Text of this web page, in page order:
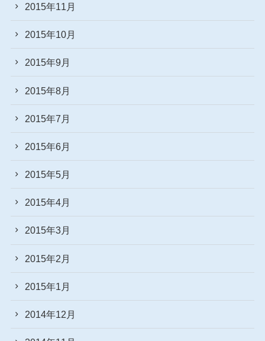
2015年11月
2015年10月
2015年9月
2015年8月
2015年7月
2015年6月
2015年5月
2015年4月
2015年3月
2015年2月
2015年1月
2014年12月